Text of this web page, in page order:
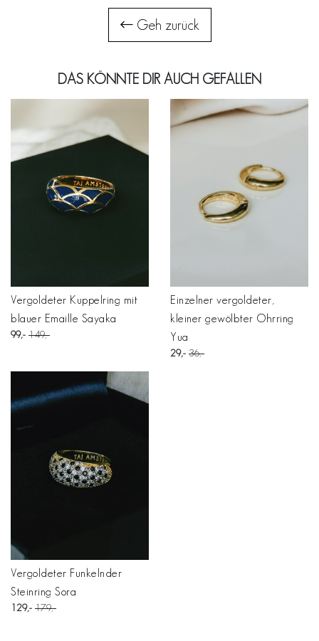
Geh zurück
DAS KÖNNTE DIR AUCH GEFALLEN
Vergoldeter Kuppelring mit
blauer Emaille Sayaka
99 149
Einzelner vergoldeter,
kleiner gewölbter Ohrring
Yua
29 36
Vergoldeter Funkelnder
Steinring Sora
129 179